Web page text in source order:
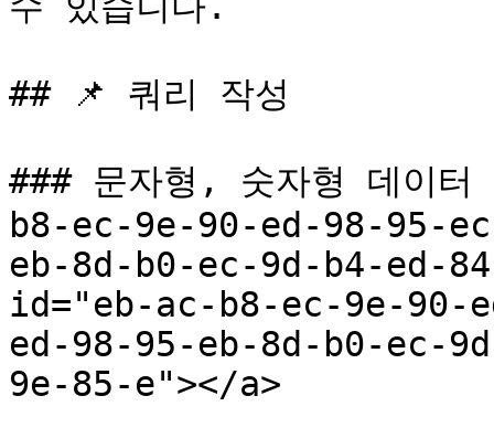
## 📌 쿼리 작성
### 문자형, 숫자형 데이
b8-ec-9e-90-ed-98-95-
eb-8d-b0-ec-9d-b4-ed-
id="eb-ac-b8-ec-9e-90-
ed-98-95-eb-8d-b0-ec-
9e-85-e"></a>